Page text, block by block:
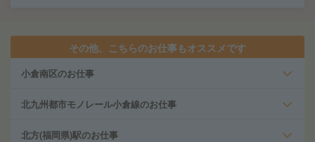
その他、こちらのお仕事もオススメです
小倉南区のお仕事
北九州都市モノレール小倉線のお仕事
北方(福岡県)駅のお仕事